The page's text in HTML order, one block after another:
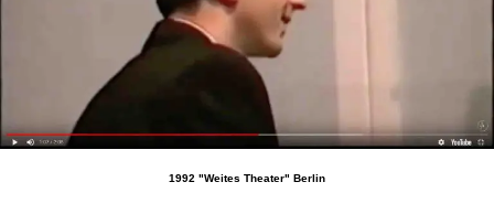
1992 "Weites Theater" Berlin